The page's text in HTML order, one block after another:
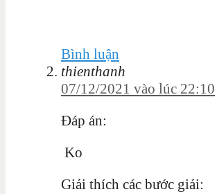
Bình luận
thienthanh
07/12/2021 vào lúc 22:10
Đáp án:
Ko
Giải thích các bước giải: